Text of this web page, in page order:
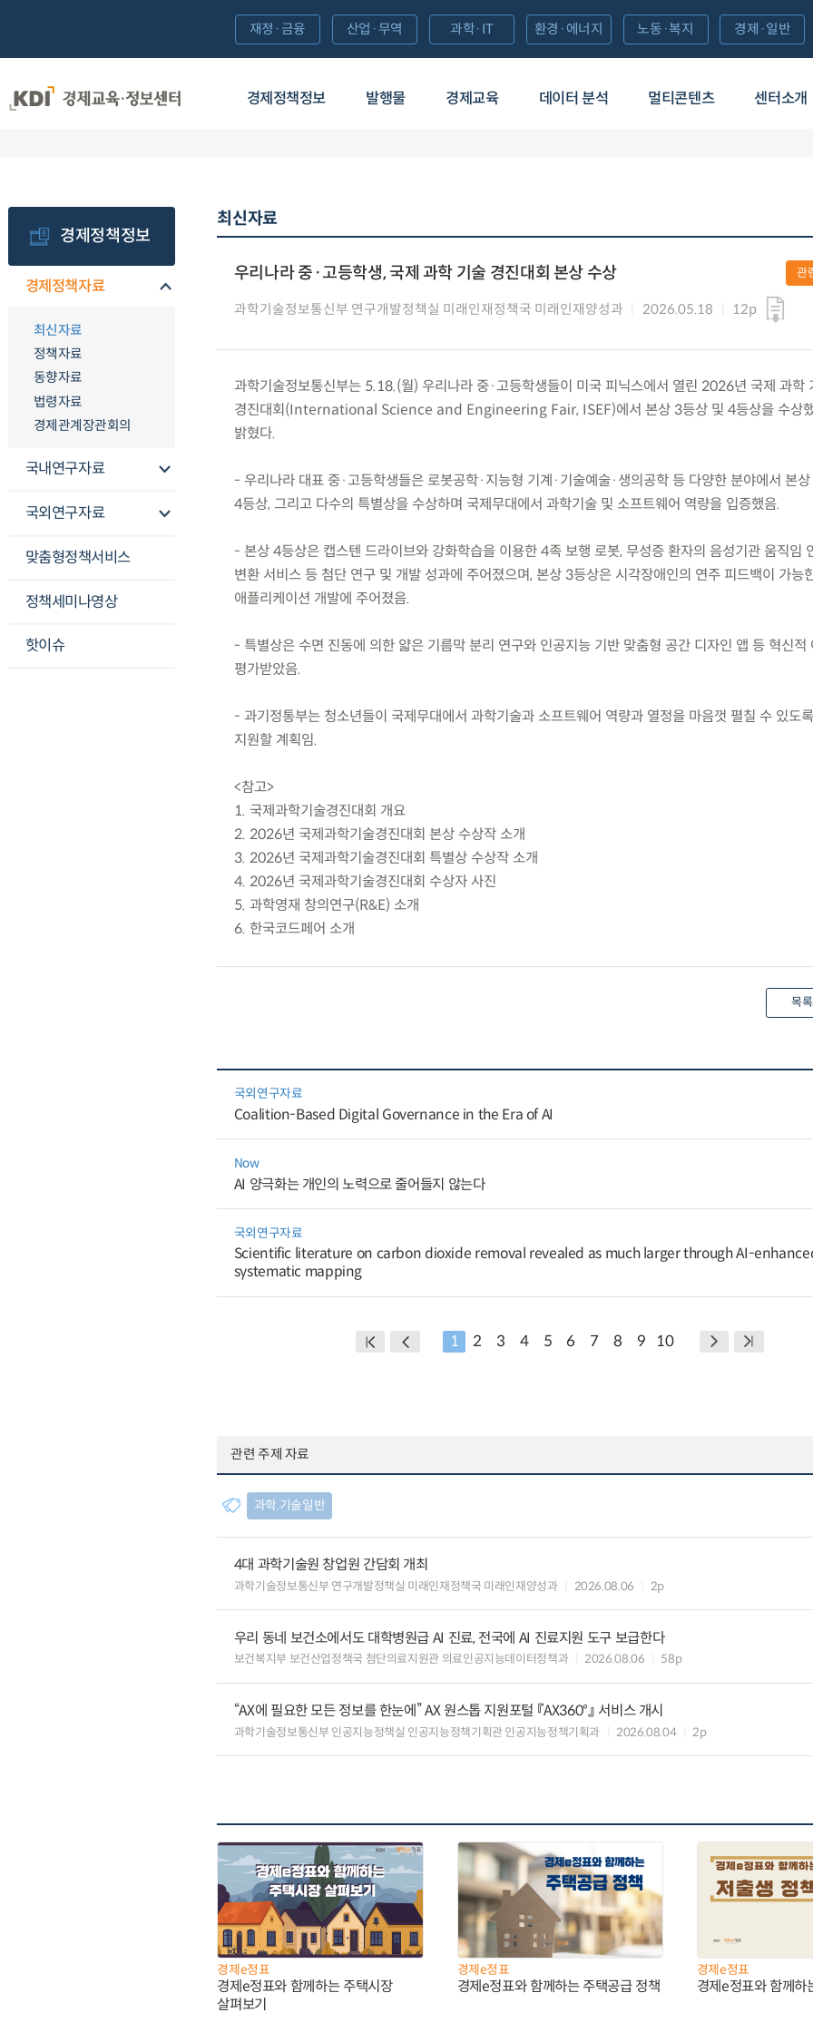
경제정책정보 발행물 경제교육 데이터 분석 멀티콘텐츠 센터소개
재정·금융 산업·무역 과학·IT 환경·에너지 노동·복지 경제·일반
경제정책정보
경제정책자료
최신자료
정책자료
동향자료
법령자료
경제관계장관회의
국내연구자료
국외연구자료
맞춤형정책서비스
정책세미나영상
핫이슈
최신자료
우리나라 중·고등학생, 국제 과학 기술 경진대회 본상 수상
과학기술정보통신부 연구개발정책실 미래인재정책국 미래인재양성과 2026.05.18 12p
관
과학기술정보통신부는 5.18.(월) 우리나라 중·고등학생들이 미국 피닉스에서 열린 2026년 국제 과학
경진대회(International Science and Engineering Fair, ISEF)에서 본상 3등상 및 4등상을 수상
밝혔다.
- 우리나라 대표 중·고등학생들은 로봇공학·지능형 기계·기술예술·생의공학 등 다양한 분야에서 본
4등상, 그리고 다수의 특별상을 수상하며 국제무대에서 과학기술 및 소프트웨어 역량을 입증했음.
- 본상 4등상은 캡스텐 드라이브와 강화학습을 이용한 4족 보행 로봇, 무성증 환자의 음성기관 움직임
변환 서비스 등 첨단 연구 및 개발 성과에 주어졌으며, 본상 3등상은 시각장애인의 연주 피드백이 가능
애플리케이션 개발에 주어졌음.
- 특별상은 수면 진동에 의한 얇은 기름막 분리 연구와 인공지능 기반 맞춤형 공간 디자인 앱 등 혁신적
평가받았음.
- 과기정통부는 청소년들이 국제무대에서 과학기술과 소프트웨어 역량과 열정을 마음껏 펼칠 수 있도
지원할 계획임.
<참고>
1. 국제과학기술경진대회 개요
2. 2026년 국제과학기술경진대회 본상 수상작 소개
3. 2026년 국제과학기술경진대회 특별상 수상작 소개
4. 2026년 국제과학기술경진대회 수상자 사진
5. 과학영재 창의연구(R&E) 소개
6. 한국코드페어 소개
목록
국외연구자료
Coalition-Based Digital Governance in the Era of AI
Now
AI 양극화는 개인의 노력으로 줄어들지 않는다
국외연구자료
Scientific literature on carbon dioxide removal revealed as much larger through AI-
systematic mapping
1 2 3 4 5 6 7 8 9 10
관련 주제 자료
과학.기술일반
4대 과학기술원 창업원 간담회 개최
과학기술정보통신부 연구개발정책실 미래인재정책국 미래인재양성과 2026.08.06 2p
우리 동네 보건소에서도 대학병원급 AI 진료, 전국에 AI 진료지원 도구 보급한다
보건복지부 보건산업정책국 첨단의료지원관 의료인공지능데이터정책과 2026.08.06 58p
“AX에 필요한 모든 정보를 한눈에” AX 원스톱 지원포털 『AX360°』 서비스 개시
과학기술정보통신부 인공지능정책실 인공지능정책기획관 인공지능정책기획과 2026.08.04 2p
경제e정표
경제e정표와 함께하는 주택시장
살펴보기
경제e정표
경제e정표와 함께하는 주택공급 정책
경제e정표
경제e정표와 함께하